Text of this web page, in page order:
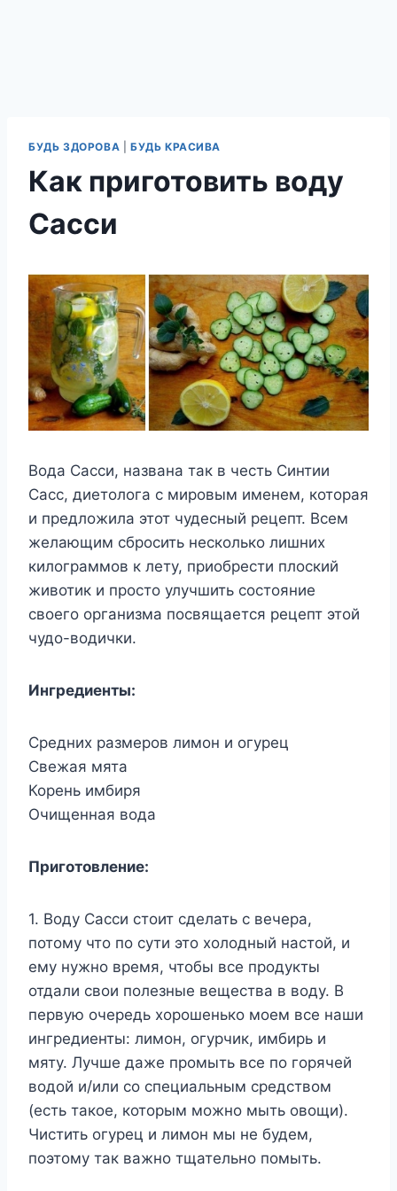
БУДЬ ЗДОРОВА БУДЬ КРАСИВА
Как приготовить воду
Сасси
Вода Сасси, названа так в честь Синтии
Сасс, диетолога с мировым именем, которая
и предложила этот чудесный рецепт. Всем
желающим сбросить несколько лишних
килограммов к лету, приобрести плоский
животик и просто улучшить состояние
своего организма посвящается рецепт этой
чудо-водички.
Ингредиенты:
Средних размеров лимон и огурец
Свежая мята
Корень имбиря
Очищенная вода
Приготовление:
1. Воду Сасси стоит сделать с вечера,
потому что по сути это холодный настой, и
ему нужно время, чтобы все продукты
отдали свои полезные вещества в воду. В
первую очередь хорошенько моем все наши
ингредиенты: лимон, огурчик, имбирь и
мяту. Лучше даже промыть все по горячей
водой и/или со специальным средством
(есть такое, которым можно мыть овощи).
Чистить огурец и лимон мы не будем,
поэтому так важно тщательно помыть.